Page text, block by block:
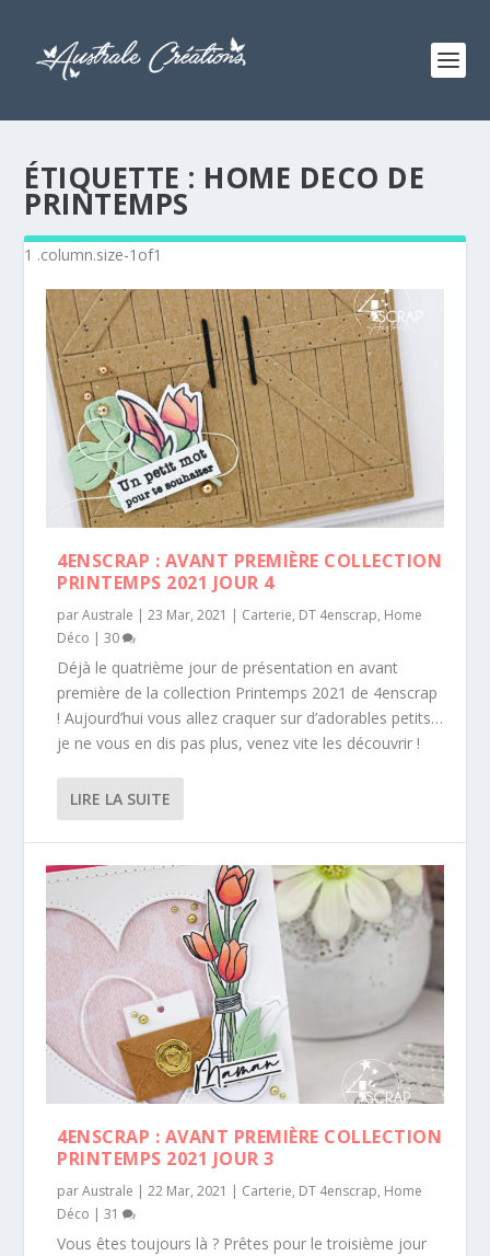
ÉTIQUETTE : HOME DECO DE
PRINTEMPS
4ENSCRAP : AVANT PREMIÈRE COLLECTION
PRINTEMPS 2021 JOUR 4
parAustrale |23 Mar, 2021 | Carterie, DT 4enscrap, Home
Déco |30
Déjà le quatrième jour de présentation en avant
première de la collection Printemps 2021 de 4enscrap
! Aujourd’hui vous allez craquer sur d’adorables petits…
je ne vous en dis pas plus, venez vite les découvrir !
LIRE LA SUITE
4ENSCRAP : AVANT PREMIÈRE COLLECTION
PRINTEMPS 2021 JOUR 3
parAustrale |22 Mar, 2021 | Carterie, DT 4enscrap, Home
Déco |31
Vous êtes toujours là ? Prêtes pour le troisième jour